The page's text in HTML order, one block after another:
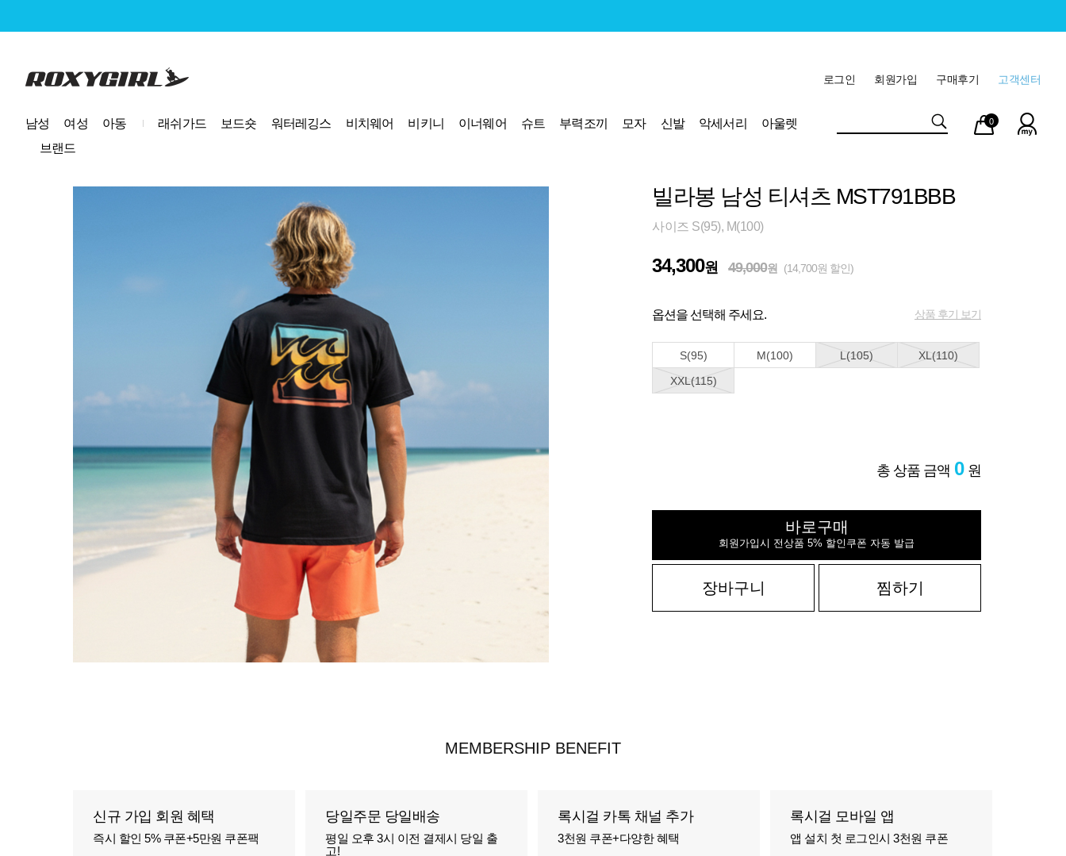
로고 고객센터
구매후기
회원가입
로그인
남성 여성 아동 래쉬가드 보드숏 워터레깅스 비치웨어 비키니 이너웨어 슈트 부력조끼 모자 신발 악세서리
아울렛
브랜드
마이
페이
장바
구니
0
빌라봉 남성 티셔츠 MST791BBB
사이즈 S(95), M(100)
34,300원 49,000원 (14,700원 할인)
옵션을 선택해 주세요. 상품 후기 보기
S(95) M(100) L(105)
XL(110)
XXL(115)
총 상품 금액 0 원
바로구매
회원가입시 전상품 5% 할인쿠폰 자동 발급
장바구니 찜하기
MEMBERSHIP BENEFIT
신규 가입 회원 혜택
즉시 할인 5% 쿠폰+5만원 쿠폰팩
당일주문 당일배송
평일 오후 3시 이전 결제시 당일 출
고!
록시걸 카톡 채널 추가
3천원 쿠폰+다양한 혜택
록시걸 모바일 앱
앱 설치 첫 로그인시 3천원 쿠폰